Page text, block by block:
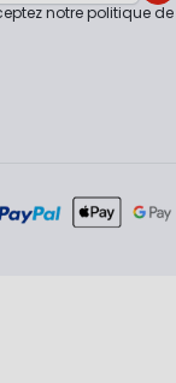
notrepolitique de